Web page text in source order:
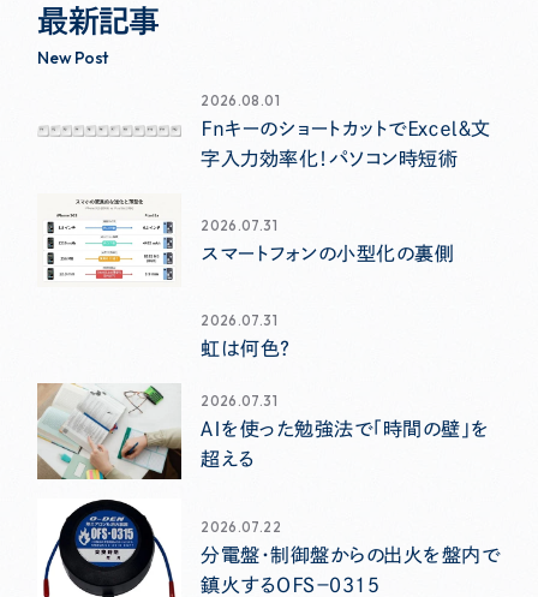
最新記事
New Post
2026.08.01
ＦｎキーのショートカットでＥｘｃｅｌ＆文
字入力効率化！パソコン時短術
2026.07.31
スマートフォンの小型化の裏側
2026.07.31
虹は何色？
2026.07.31
ＡＩを使った勉強法で「時間の壁」を
超える
2026.07.22
分電盤・制御盤からの出火を盤内で
鎮火するＯＦＳ－０３１５